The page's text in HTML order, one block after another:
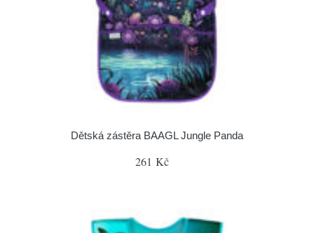
Dětská zástěra BAAGL Jungle Panda
261 Kč